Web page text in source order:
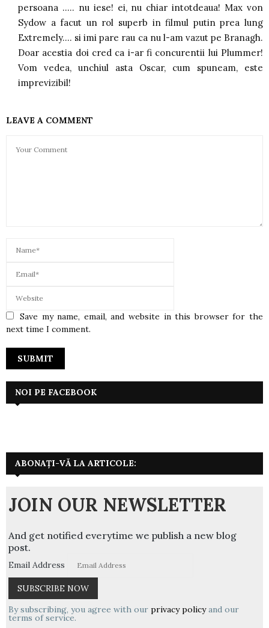
persoana ….. nu iese! ei, nu chiar intotdeaua! Max von
Sydow a facut un rol superb in filmul putin prea lung
Extremely…. si imi pare rau ca nu l-am vazut pe Branagh.
Doar acestia doi cred ca i-ar fi concurentii lui Plummer!
Vom vedea, unchiul asta Oscar, cum spuneam, este
imprevizibil!
LEAVE A COMMENT
Save my name, email, and website in this browser for the
next time I comment.
NOI PE FACEBOOK
ABONAȚI-VĂ LA ARTICOLE:
JOIN OUR NEWSLETTER
And get notified everytime we publish a new blog
post.
Email Address
By subscribing, you agree with our privacy policyand our
terms of service.